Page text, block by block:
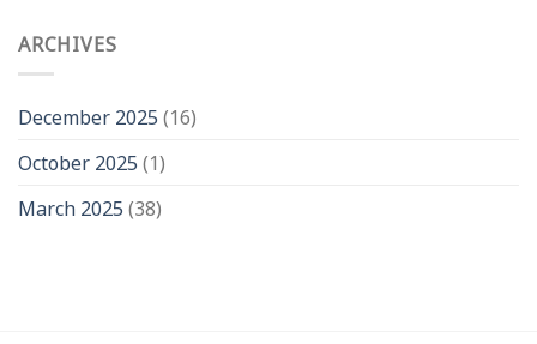
ARCHIVES
December 2025(16)
October 2025(1)
March 2025(38)